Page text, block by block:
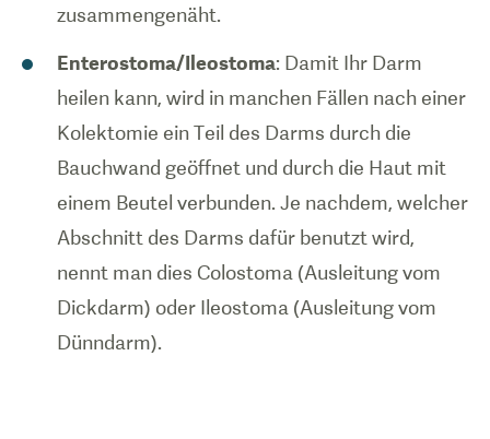
zusammengenäht.
Enterostoma/Ileostoma: Damit Ihr Darm
heilen kann, wird in manchen Fällen nach einer
Kolektomie ein Teil des Darms durch die
Bauchwand geöffnet und durch die Haut mit
einem Beutel verbunden. Je nachdem, welcher
Abschnitt des Darms dafür benutzt wird,
nennt man dies Colostoma (Ausleitung vom
Dickdarm) oder Ileostoma (Ausleitung vom
Dünndarm).